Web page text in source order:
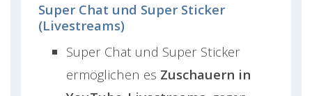
Super Chat und Super Sticker
(Livestreams)
Super Chat und Super Sticker
ermöglichen es Zuschauern in